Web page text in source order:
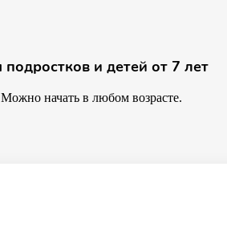
и детей от 7 лет
Можно начать в любом возрасте.